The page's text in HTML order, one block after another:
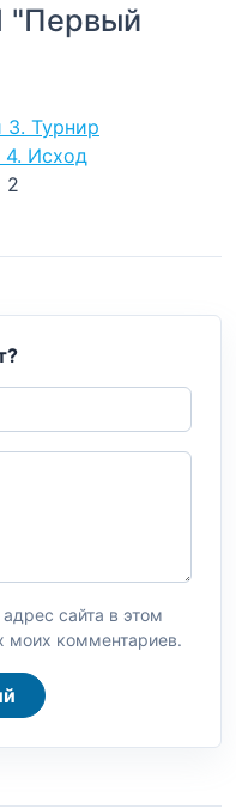
Турнир
Исход
2
сайта в этом
моих комментариев.